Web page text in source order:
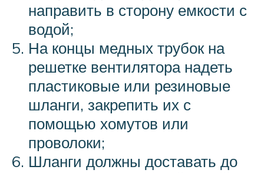
направить в сторону емкости с
водой;
На концы медных трубок на
решетке вентилятора надеть
пластиковые или резиновые
шланги, закрепить их с
помощью хомутов или
проволоки;
Шланги должны доставать до